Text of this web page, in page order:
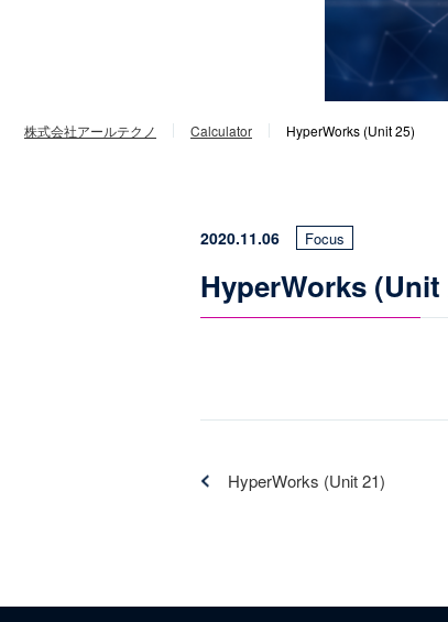
株式会社アールテクノ Calculator HyperWorks (Unit 25)
2020.11.06 Focus
HyperWorks (Unit
HyperWorks (Unit 21)